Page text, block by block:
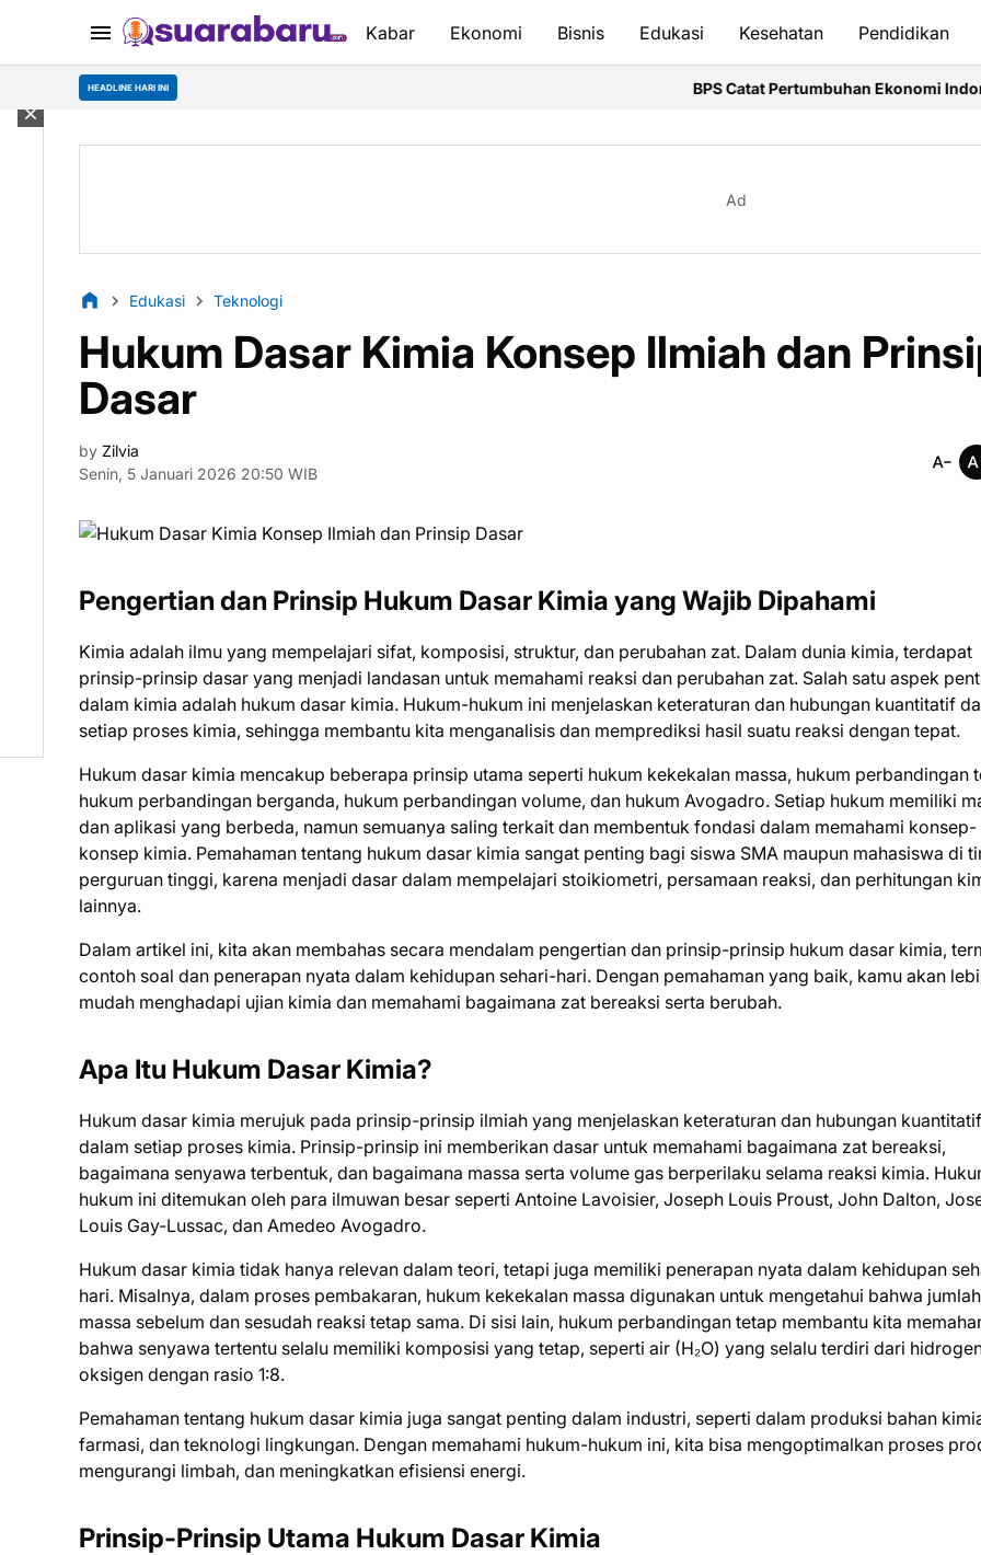
Kabar Ekonomi Bisnis Edukasi Kesehatan Pendidikan
HEADLINE HARI INI BPS Catat Pertumbuhan Ekonomi Indonesia Kuartal II-
Ad
Edukasi Teknologi
Hukum Dasar Kimia Konsep Ilmiah dan
Dasar
by Zilvia
Senin, 5 Januari 2026 20:50 WIB
Pengertian dan Prinsip Hukum Dasar Kimia yang Wajib Dipahami
Kimia adalah ilmu yang mempelajari sifat, komposisi, struktur, dan perubahan zat. Dalam dunia kimia, terdapat
prinsip-prinsip dasar yang menjadi landasan untuk memahami reaksi dan perubahan zat. Salah satu aspek
dalam kimia adalah hukum dasar kimia. Hukum-hukum ini menjelaskan keteraturan dan hubungan kuantitatif
setiap proses kimia, sehingga membantu kita menganalisis dan memprediksi hasil suatu reaksi dengan tepat.
Hukum dasar kimia mencakup beberapa prinsip utama seperti hukum kekekalan massa, hukum perbandingan
hukum perbandingan berganda, hukum perbandingan volume, dan hukum Avogadro. Setiap hukum memiliki
dan aplikasi yang berbeda, namun semuanya saling terkait dan membentuk fondasi dalam memahami konsep-
konsep kimia. Pemahaman tentang hukum dasar kimia sangat penting bagi siswa SMA maupun mahasiswa di
perguruan tinggi, karena menjadi dasar dalam mempelajari stoikiometri, persamaan reaksi, dan perhitungan
lainnya.
Dalam artikel ini, kita akan membahas secara mendalam pengertian dan prinsip-prinsip hukum dasar kimia,
contoh soal dan penerapan nyata dalam kehidupan sehari-hari. Dengan pemahaman yang baik, kamu akan
mudah menghadapi ujian kimia dan memahami bagaimana zat bereaksi serta berubah.
Apa Itu Hukum Dasar Kimia?
Hukum dasar kimia merujuk pada prinsip-prinsip ilmiah yang menjelaskan keteraturan dan hubungan kuantitatif
dalam setiap proses kimia. Prinsip-prinsip ini memberikan dasar untuk memahami bagaimana zat bereaksi,
bagaimana senyawa terbentuk, dan bagaimana massa serta volume gas berperilaku selama reaksi kimia.
hukum ini ditemukan oleh para ilmuwan besar seperti Antoine Lavoisier, Joseph Louis Proust, John Dalton,
Louis Gay-Lussac, dan Amedeo Avogadro.
Hukum dasar kimia tidak hanya relevan dalam teori, tetapi juga memiliki penerapan nyata dalam kehidupan
hari. Misalnya, dalam proses pembakaran, hukum kekekalan massa digunakan untuk mengetahui bahwa jumlah
massa sebelum dan sesudah reaksi tetap sama. Di sisi lain, hukum perbandingan tetap membantu kita
bahwa senyawa tertentu selalu memiliki komposisi yang tetap, seperti air (H₂O) yang selalu terdiri dari
oksigen dengan rasio 1:8.
Pemahaman tentang hukum dasar kimia juga sangat penting dalam industri, seperti dalam produksi bahan
farmasi, dan teknologi lingkungan. Dengan memahami hukum-hukum ini, kita bisa mengoptimalkan proses
mengurangi limbah, dan meningkatkan efisiensi energi.
Prinsip-Prinsip Utama Hukum Dasar Kimia